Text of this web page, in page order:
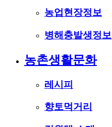
농업현장정보
병해충발생정보
농촌생활문화
레시피
향토먹거리